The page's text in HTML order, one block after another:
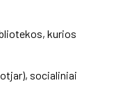
kurios
socialiniai